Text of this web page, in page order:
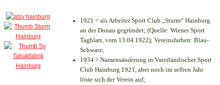
1921 = als Arbeiter Sport Club „Sturm“ Hainburg
an der Donau gegründet; (Quelle: Wiener Sport
Tagblatt, vom 13.04.1922); Vereinsfarben: Blau-
Schwarz;
1934 = Namensänderung in Vaterländischer Sport
Club Hainburg 1921, aber noch im selben Jahr
löste sich der Verein auf;